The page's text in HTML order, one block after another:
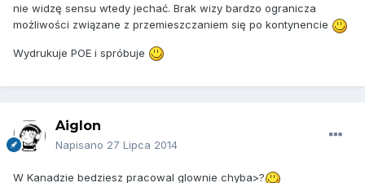
nie widzę sensu wtedy jechać. Brak wizy bardzo ogranicza
możliwości związane z przemieszczaniem się po kontynencie
Wydrukuje POE i spróbuje
Aiglon
Napisano 27 Lipca 2014
W Kanadzie bedziesz pracowal glownie chyba>?